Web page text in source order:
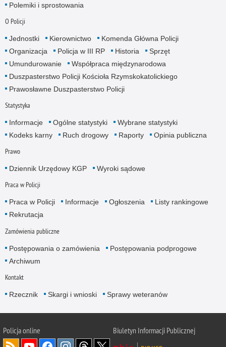
Polemiki i sprostowania
O Policji
Jednostki Kierownictwo
Komenda Główna Policji
Organizacja
Policja w III RP Historia
Sprzęt
Umundurowanie
Współpraca międzynarodowa
Duszpasterstwo Policji Kościoła Rzymskokatolickiego
Prawosławne Duszpasterstwo Policji
Statystyka
Informacje Ogólne statystyki
Wybrane statystyki
Kodeks karny
Ruch drogowy Raporty Opinia publiczna
Prawo
Dziennik Urzędowy KGP Wyroki sądowe
Praca w Policji
Praca w Policji Informacje Ogłoszenia
Listy rankingowe
Rekrutacja
Zamówienia publiczne
Postępowania o zamówienia
Postępowania podprogowe
Archiwum
Kontakt
Rzecznik Skargi i wnioski Sprawy weteranów
Policjaonline
Biuletyn Informacji Publicznej